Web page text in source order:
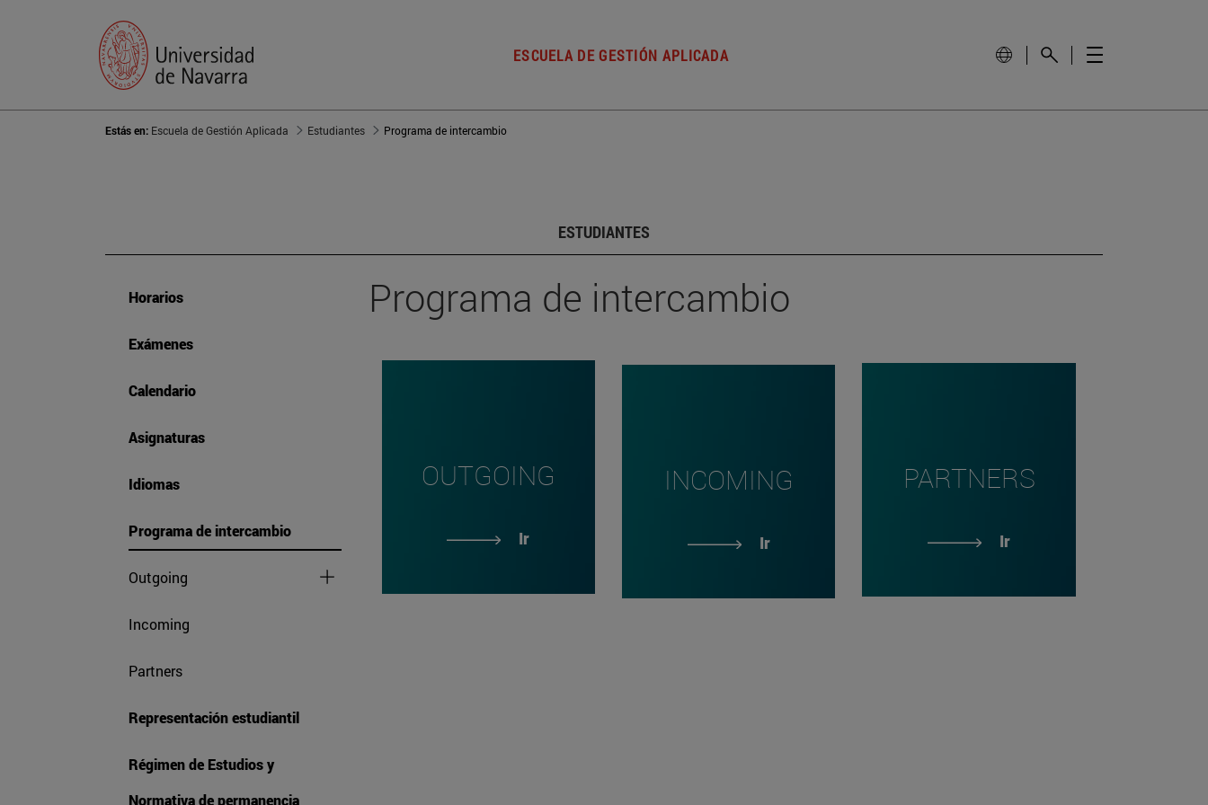
ESCUELA DE GESTIÓN APLICADA
Estás en: Escuela de Gestión Aplicada Estudiantes Programa de intercambio
ESTUDIANTES
Horarios
Exámenes
Calendario
Asignaturas
Idiomas
Programa de intercambio
Outgoing
Incoming
Partners
Representación estudiantil
Régimen de Estudios y
Normativa de permanencia
Programa de intercambio
OUTGOING
Ir
INCOMING
Ir
PARTNERS
Ir